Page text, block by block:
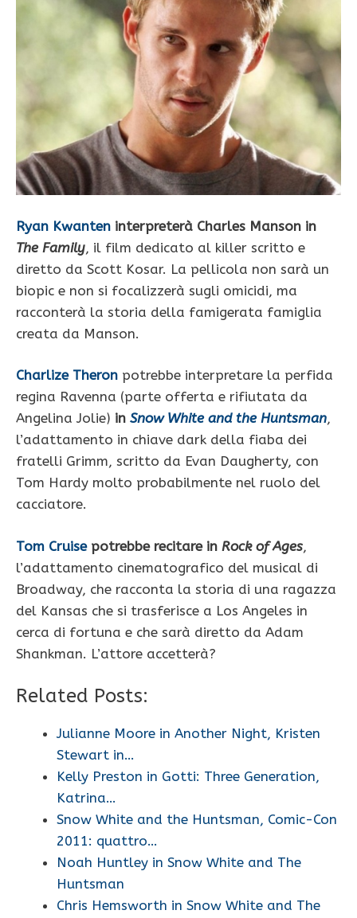
Ryan Kwanten interpreterà Charles Manson in
The Family, il film dedicato al killer scritto e
diretto da Scott Kosar. La pellicola non sarà un
biopic e non si focalizzerà sugli omicidi, ma
racconterà la storia della famigerata famiglia
creata da Manson.
Charlize Theron potrebbe interpretare la perfida
regina Ravenna (parte offerta e rifiutata da
Angelina Jolie) in Snow White and the Huntsman,
l’adattamento in chiave dark della fiaba dei
fratelli Grimm, scritto da Evan Daugherty, con
Tom Hardy molto probabilmente nel ruolo del
cacciatore.
Tom Cruisepotrebbe recitare in Rock of Ages,
l’adattamento cinematografico del musical di
Broadway, che racconta la storia di una ragazza
del Kansas che si trasferisce a Los Angeles in
cerca di fortuna e che sarà diretto da Adam
Shankman. L’attore accetterà?
Related Posts:
Julianne Moore in Another Night, Kristen
Stewart in…
Kelly Preston in Gotti: Three Generation,
Katrina…
Snow White and the Huntsman, Comic-Con
2011: quattro…
Noah Huntley in Snow White and The
Huntsman
Chris Hemsworth in Snow White and The